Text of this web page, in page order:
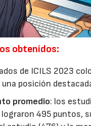
obtenidos:
de ICILS 2023
una posición
promedio: los
495 puntos,